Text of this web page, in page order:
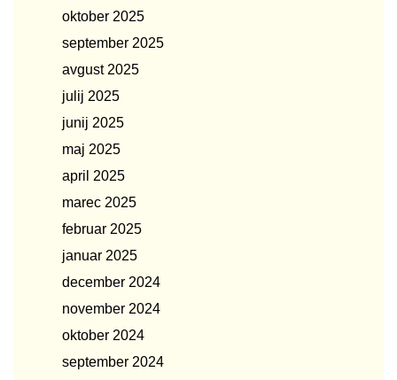
oktober 2025
september 2025
avgust 2025
julij 2025
junij 2025
maj 2025
april 2025
marec 2025
februar 2025
januar 2025
december 2024
november 2024
oktober 2024
september 2024